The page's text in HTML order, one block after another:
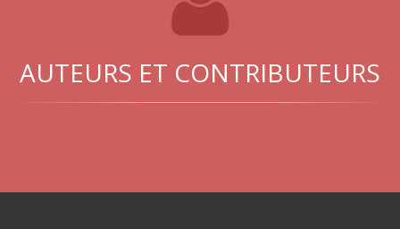
AUTEURS ET CONTRIBUTEURS